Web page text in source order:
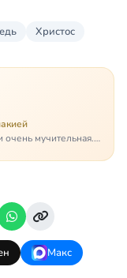
Христос
очень мучительная.
не представляя
Макс